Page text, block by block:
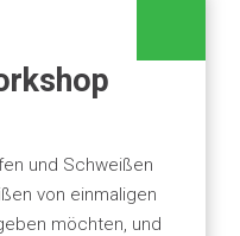
und Schweißen
von einmaligen
möchten, und